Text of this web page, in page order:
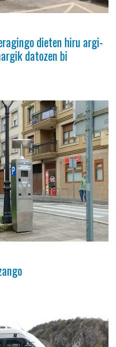
dieten hiru argi-
datozen bi